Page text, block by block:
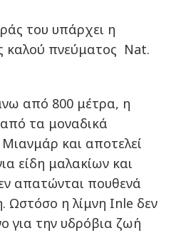
του υπάρχει η
καλού πνεύματος Nat.
από 800 μέτρα, η
από τα μοναδικά
και αποτελεί
είδη μαλακίων και
απατώνται πουθενά
Ωστόσο η λίμνη Inle δεν
για την υδρόβια ζωή